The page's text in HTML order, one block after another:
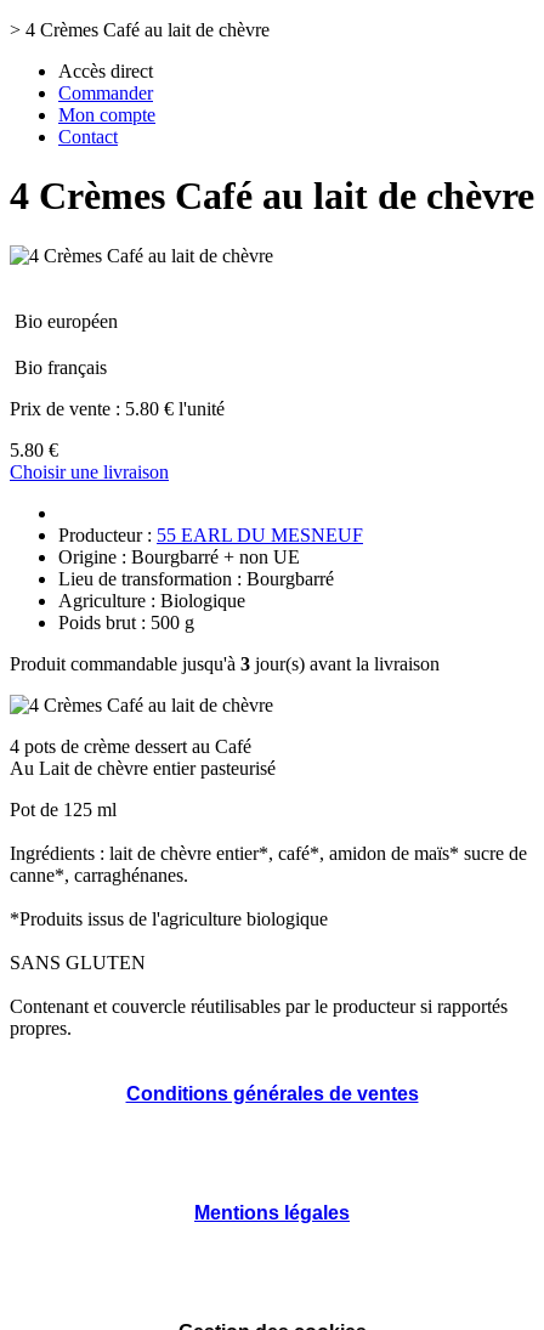
> 4 Crèmes Café au lait de chèvre
Accès direct
Commander
Mon compte
Contact
4 Crèmes Café au lait de chèvre
Bio européen
Bio français
Prix de vente : 5.80 € l'unité
5.80 €
Choisir une livraison
Producteur : 55 EARL DU MESNEUF
Origine : Bourgbarré + non UE
Lieu de transformation : Bourgbarré
Agriculture : Biologique
Poids brut : 500 g
Produit commandable jusqu'à 3 jour(s) avant la livraison
4 pots de crème dessert au Café
Au Lait de chèvre entier pasteurisé
Pot de 125 ml
Ingrédients : lait de chèvre entier*, café*, amidon de maïs* sucre de
canne*, carraghénanes.
*Produits issus de l'agriculture biologique
SANS GLUTEN
Contenant et couvercle réutilisables par le producteur si rapportés
propres.
Conditions générales de ventes
Mentions légales